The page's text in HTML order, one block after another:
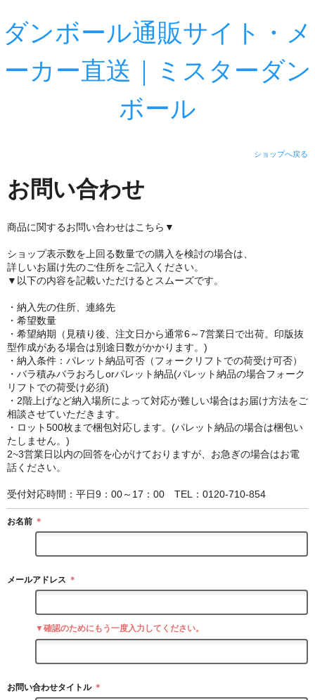
ダンボール通販サイト・メ
ーカー直送｜ミスターダン
ボール
ショップへ戻る
お問い合わせ
商品に関するお問い合わせはこちら▼
ショップ表示数を上回る数量での購入を検討の場合は、
詳しいお届け先のご住所をご記入ください。
▼以下の内容を記載いただけるとスムーズです。
・納入先の住所、連絡先
・希望数量
・希望納期（見積り後、注文日から通常6～7営業日で出荷。印版抜
型作成がある場合は別途日数がかかります。)
・納入条件：パレット納品可否（フォークリフトでの荷受け可否）
・バラ積みバラおろしorパレット納品(パレット納品の場合フォーク
リフトでの荷受け必須)
・2階上げなど納入場所によって対応が難しい場合はお届け方法をご
相談させていただきます。
・ロット500枚まで梱包対応します。(パレット納品の場合は梱包い
たしません。)
2~3営業日以内の回答を心がけておりますが、お急ぎの場合はお電
話ください。
受付対応時間：平日9：00～17：00 TEL：0120-710-854
お名前 ＊
メールアドレス ＊
▼確認のためにもう一度入力してください。
お問い合わせタイトル ＊